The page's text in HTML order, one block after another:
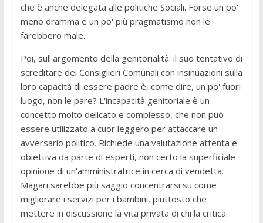
che è anche delegata alle politiche Sociali. Forse un po'
meno dramma e un po' più pragmatismo non le
farebbero male.
Poi, sull'argomento della genitorialità: il suo tentativo di
screditare dei Consiglieri Comunali con insinuazioni sulla
loro capacità di essere padre è, come dire, un po' fuori
luogo, non le pare? L'incapacità genitoriale è un
concetto molto delicato e complesso, che non può
essere utilizzato a cuor leggero per attaccare un
avversario politico. Richiede una valutazione attenta e
obiettiva da parte di esperti, non certo la superficiale
opinione di un'amministratrice in cerca di vendetta.
Magari sarebbe più saggio concentrarsi su come
migliorare i servizi per i bambini, piuttosto che
mettere in discussione la vita privata di chi la critica.